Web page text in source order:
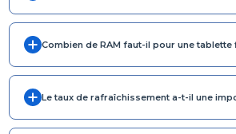
Combien de RAM faut-il pour une tablette
Le taux de rafraîchissement a-t-il une